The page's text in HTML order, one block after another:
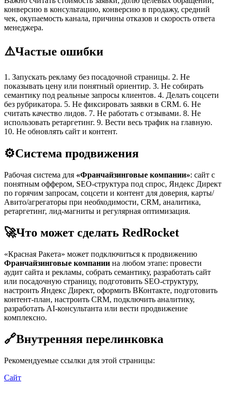
конверсию в консультацию, конверсию в продажу, средний
чек, окупаемость канала, причины отказов и скорость ответа
менеджера.
⚠️Частые ошибки
1. Запускать рекламу без посадочной страницы. 2. Не
показывать цену или понятный ориентир. 3. Не собирать
семантику под реальные запросы клиентов. 4. Делать соцсети
без рубрикатора. 5. Не фиксировать заявки в CRM. 6. Не
считать качество лидов. 7. Не работать с отзывами. 8. Не
использовать ретаргетинг. 9. Вести весь трафик на главную.
10. Не обновлять сайт и контент.
⚙️Система продвижения
Рабочая система для «Франчайзинговые компании»: сайт с
понятным оффером, SEO-структура под спрос, Яндекс Директ
по горячим запросам, соцсети и контент для доверия, карты/
Авито/агрегаторы при необходимости, CRM, аналитика,
ретаргетинг, лид-магниты и регулярная оптимизация.
🚀Что может сделать RedRocket
«Красная Ракета» может подключиться к продвижению
Франчайзинговые компании на любом этапе: провести
аудит сайта и рекламы, собрать семантику, разработать сайт
или посадочную страницу, подготовить SEO-структуру,
настроить Яндекс Директ, оформить ВКонтакте, подготовить
контент-план, настроить CRM, подключить аналитику,
разработать AI-консультанта или вести продвижение
комплексно.
🔗Внутренняя перелинковка
Рекомендуемые ссылки для этой страницы:
Сайт